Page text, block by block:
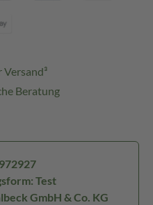
Beratung
Test
GmbH & Co. KG